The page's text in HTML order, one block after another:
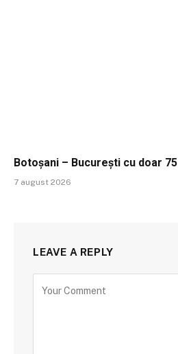
Botoșani – București cu doar 75
7 august 2026
LEAVE A REPLY